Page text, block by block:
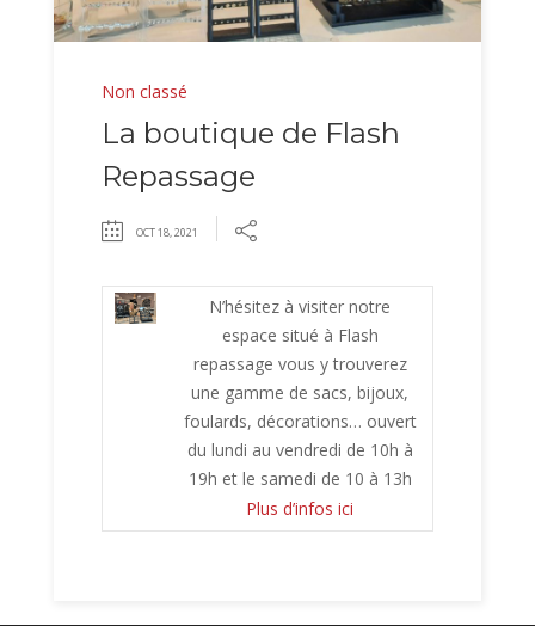
Non classé
La boutique de Flash
Repassage
OCT 18, 2021
N’hésitez à visiter notre
espace situé à Flash
repassage vous y trouverez
une gamme de sacs, bijoux,
foulards, décorations… ouvert
du lundi au vendredi de 10h à
19h et le samedi de 10 à 13h
Plus d’infos ici